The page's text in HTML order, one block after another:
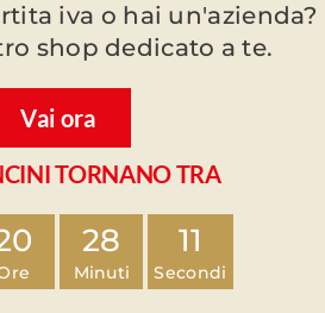
iva o hai un'azienda?
shop dedicato a te.
Vai ora
TORNANO TRA
28
Minuti
11
Secondi